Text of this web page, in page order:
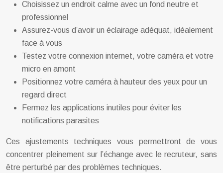
Choisissez un endroit calme avec un fond neutre et
professionnel
Assurez-vous d’avoir un éclairage adéquat, idéalement
face à vous
Testez votre connexion internet, votre caméra et votre
micro en amont
Positionnez votre caméra à hauteur des yeux pour un
regard direct
Fermez les applications inutiles pour éviter les
notifications parasites
Ces ajustements techniques vous permettront de vous
concentrer pleinement sur l’échange avec le recruteur, sans
être perturbé par des problèmes techniques.